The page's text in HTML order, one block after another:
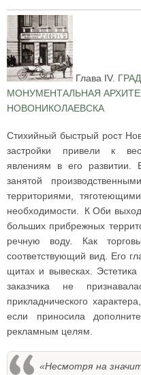
Глава IV.
МОНУМЕНТАЛЬНАЯ
НОВОНИКОЛАЕВСКА
Стихийный быстрый рост
застройки привели к
явлениям в его развитии.
занятой
территориями,
необходимости. К Оби
больших прибрежных
речную воду. Как
соответствующий вид. Его
щитах и вывесках. Эстетика
заказчика не
прикладнического
если приносила
рекламным целям.
«Несмотря на